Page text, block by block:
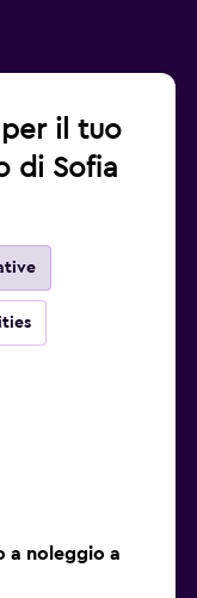
il tuo
di Sofia
a noleggio a